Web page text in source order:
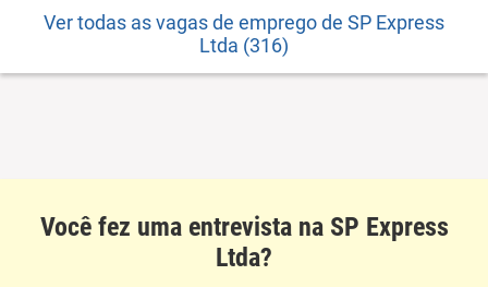
Ver todas as vagas de emprego de SP Express
Ltda (316)
Você fez uma entrevista na SP Express
Ltda?